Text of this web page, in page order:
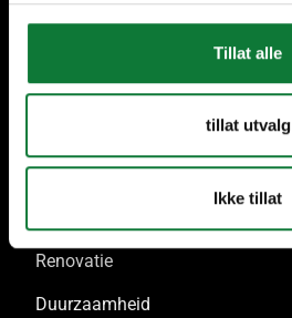
Tillat alle
tillat utvalg
Ikke tillat
Constructeurs
Sustainability consultant
Renovatie
Duurzaamheid